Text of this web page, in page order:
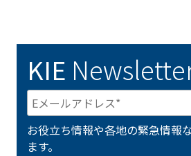
KIE
お役立ち情報や各地の緊急情報
ます。